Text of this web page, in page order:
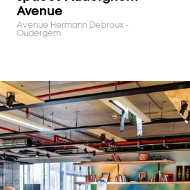
Avenue
Avenue Hermann Debroux -
Oudergem